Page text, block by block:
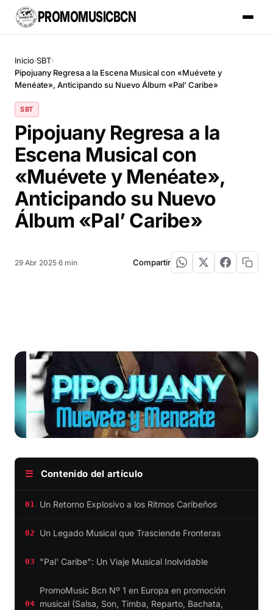
PROMOMUSICBCN
Inicio›SBT›
Pipojuany Regresa a la Escena Musical con «Muévete y
Menéate», Anticipando su Nuevo Álbum «Pal’ Caribe»
SBT
Pipojuany Regresa a la
Escena Musical con
«Muévete y Menéate»,
Anticipando su Nuevo
Álbum «Pal’ Caribe»
29 Abr 2025·6 min Compartir
☰ Contenido del artículo
01 Un Retorno Explosivo a los Ritmos Caribeños
02 Un Legado Musical que Trasciende Fronteras
03 "Pal' Caribe": Un Viaje Musical Inolvidable
04
PromoMusic Bcn Nº 1 en Europa en promoción
musical (Salsa, Son, Timba, Reparto, Bachata,